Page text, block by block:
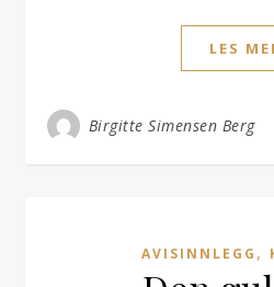
LES
Birgitte Simensen Berg
AVISINNLEGG ,